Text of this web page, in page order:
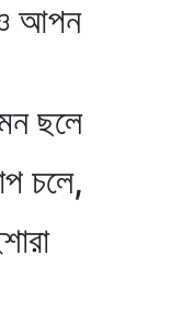
আপন
ছলে
চলে,